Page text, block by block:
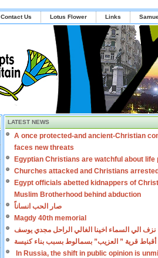
Contact Us Lotus Flower Links
LATEST NEWS
A once protected-and ancient-Christian
faces new threats
Egyptian Christians are watchful about life
Churches attacked and Christians
Egypt officials abetted kidnappers of
Muslim Brotherhood behind abduction
صار الحب انساناً
Magdy 40th memorial
نزف الي السماء اخينا الغالي الراحل مجدي يوسف
أقباط قرية ” العزيب” بسمالوط بسبب بناء كنيسة
In Russia, the shift in public opinion is